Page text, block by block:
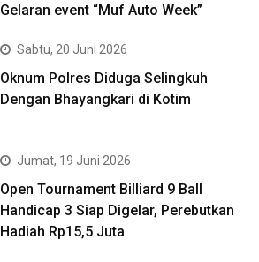
Gelaran event “Muf Auto Week”
Sabtu, 20 Juni 2026
Oknum Polres Diduga Selingkuh
Dengan Bhayangkari di Kotim
Jumat, 19 Juni 2026
Open Tournament Billiard 9 Ball
Handicap 3 Siap Digelar, Perebutkan
Hadiah Rp15,5 Juta